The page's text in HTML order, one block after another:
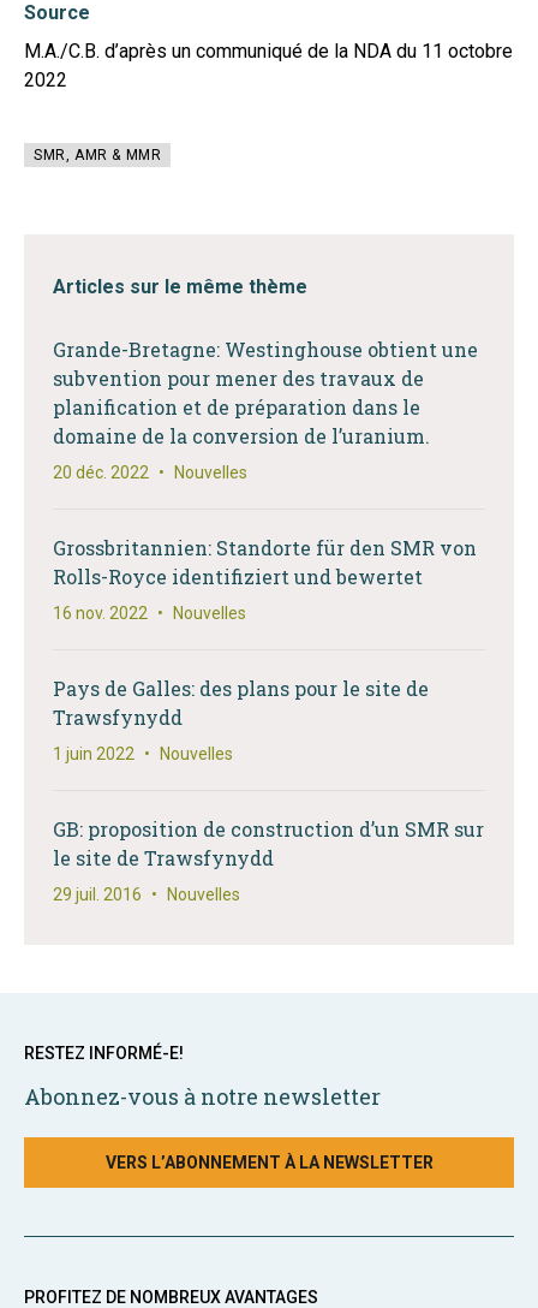
Source
M.A./C.B. d’après un communiqué de la NDA du 11 octobre
2022
SMR, AMR & MMR
Articles sur le même thème
Grande-Bretagne: Westinghouse obtient une
subvention pour mener des travaux de
planification et de préparation dans le
domaine de la conversion de l’uranium.
20 déc. 2022 • Nouvelles
Grossbritannien: Standorte für den SMR von
Rolls-Royce identifiziert und bewertet
16 nov. 2022 • Nouvelles
Pays de Galles: des plans pour le site de
Trawsfynydd
1 juin 2022 • Nouvelles
GB: proposition de construction d’un SMR sur
le site de Trawsfynydd
29 juil. 2016 • Nouvelles
RESTEZ INFORMÉ-E!
Abonnez-vous à notre newsletter
VERS L’ABONNEMENT À LA NEWSLETTER
PROFITEZ DE NOMBREUX AVANTAGES